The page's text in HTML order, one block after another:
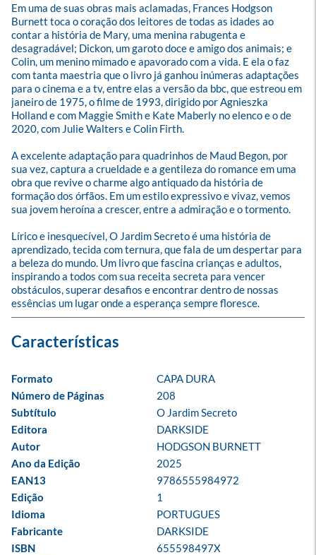
Em uma de suas obras mais aclamadas, Frances Hodgson
Burnett toca o coração dos leitores de todas as idades ao
contar a história de Mary, uma menina rabugenta e
desagradável; Dickon, um garoto doce e amigo dos animais; e
Colin, um menino mimado e apavorado com a vida. E ela o faz
com tanta maestria que o livro já ganhou inúmeras adaptações
para o cinema e a tv, entre elas a versão da bbc, que estreou em
janeiro de 1975, o filme de 1993, dirigido por Agnieszka
Holland e com Maggie Smith e Kate Maberly no elenco e o de
2020, com Julie Walters e Colin Firth.
A excelente adaptação para quadrinhos de Maud Begon, por
sua vez, captura a crueldade e a gentileza do romance em uma
obra que revive o charme algo antiquado da história de
formação dos órfãos. Em um estilo expressivo e vivaz, vemos
sua jovem heroína a crescer, entre a admiração e o tormento.
Lírico e inesquecível, O Jardim Secreto é uma história de
aprendizado, tecida com ternura, que fala de um despertar para
a beleza do mundo. Um livro que fascina crianças e adultos,
inspirando a todos com sua receita secreta para vencer
obstáculos, superar desafios e encontrar dentro de nossas
essências um lugar onde a esperança sempre floresce.
Formato
CAPA DURA
Número de Páginas
208
Subtítulo
O Jardim Secreto
Editora
DARKSIDE
Autor
HODGSON BURNETT
Ano da Edição
2025
EAN13
9786555984972
Edição
1
Idioma
PORTUGUES
Fabricante
DARKSIDE
ISBN
655598497X